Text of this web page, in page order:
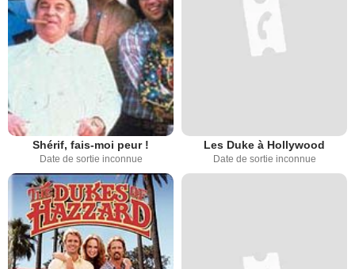
Shérif, fais-moi peur !
Date de sortie inconnue
Les Duke à Hollywood
Date de sortie inconnue